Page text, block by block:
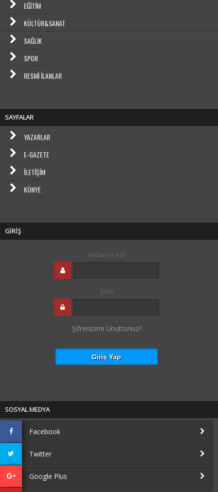
EĞITIM
KÜLTÜR&SANAT
SAĞLIK
SPOR
RESMI İLANLAR
SAYFALAR
YAZARLAR
E-GAZETE
İLETIŞIM
KÜNYE
GİRİŞ
Kullanıcı Adı
Şifre
Şifrenizimi Unuttunuz?
SOSYAL MEDYA
Facebook
Twitter
Google Plus